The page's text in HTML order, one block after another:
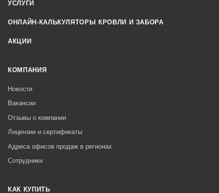
УСЛУГИ
ОНЛАЙН-КАЛЬКУЛЯТОРЫ КРОВЛИ И ЗАБОРА
АКЦИИ
КОМПАНИЯ
Новости
Вакансии
Отзывы о компании
Лицензии и сертификаты
Адреса офисов продаж в регионах
Сотрудники
КАК КУПИТЬ